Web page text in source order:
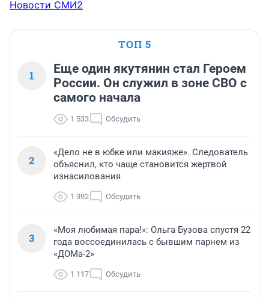
Новости СМИ2
ТОП 5
1
Еще один якутянин стал Героем
России. Он служил в зоне СВО с
самого начала
1 533 Обсудить
2
«Дело не в юбке или макияже». Следователь
объяснил, кто чаще становится жертвой
изнасилования
1 392 Обсудить
3
«Моя любимая пара!»: Ольга Бузова спустя 22
года воссоединилась с бывшим парнем из
«ДОМа-2»
1 117 Обсудить